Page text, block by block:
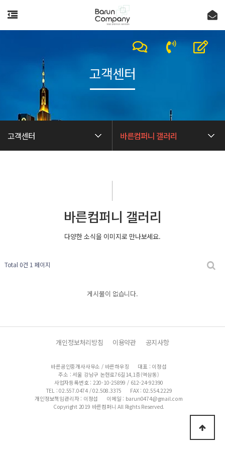
고객센터 바른컴퍼니 갤러리
고객센터
바른컴퍼니 갤러리
다양한 소식을 이미지로 만나보세요.
Total 0건 1 페이지
게시물이 없습니다.
개인정보처리방침 이용약관 공지사항
바른공인중개사사무소 / 바른하우징
대표 : 이정섭
주소 : 서울 강남구 논현로76길14,1층(역삼동)
사업자등록번호 : 220-10-25899 / 612-24-92390
TEL : 02.557.0474 / 02.508.3375
FAX : 02.554.2229
개인정보책임관리자 : 이정섭
이메일 : barun0474@gmail.com
Copyright 2019 바른컴퍼니 All Rights Reserved.